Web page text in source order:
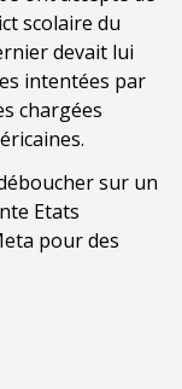
scolaire du
devait lui
intentées par
chargées
sur un
Etats
pour des